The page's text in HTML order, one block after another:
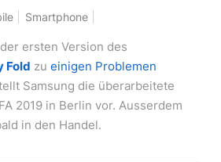
Smartphone
ersten Version des
Fold zu einigen Problemen
Samsung die überarbeitete
2019 in Berlin vor. Ausserdem
in den Handel.